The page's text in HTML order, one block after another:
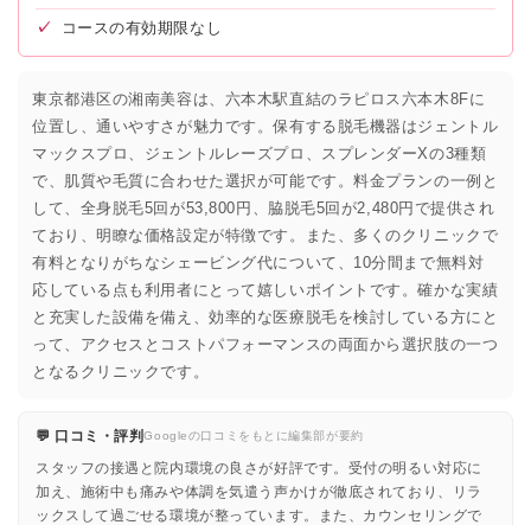
✓ コースの有効期限なし
東京都港区の湘南美容は、六本木駅直結のラピロス六本木8Fに
位置し、通いやすさが魅力です。保有する脱毛機器はジェントル
マックスプロ、ジェントルレーズプロ、スプレンダーXの3種類
で、肌質や毛質に合わせた選択が可能です。料金プランの一例と
して、全身脱毛5回が53,800円、脇脱毛5回が2,480円で提供され
ており、明瞭な価格設定が特徴です。また、多くのクリニックで
有料となりがちなシェービング代について、10分間まで無料対
応している点も利用者にとって嬉しいポイントです。確かな実績
と充実した設備を備え、効率的な医療脱毛を検討している方にと
って、アクセスとコストパフォーマンスの両面から選択肢の一つ
となるクリニックです。
💬 口コミ・評判Googleの口コミをもとに編集部が要約
スタッフの接遇と院内環境の良さが好評です。受付の明るい対応に
加え、施術中も痛みや体調を気遣う声かけが徹底されており、リラ
ックスして過ごせる環境が整っています。また、カウンセリングで